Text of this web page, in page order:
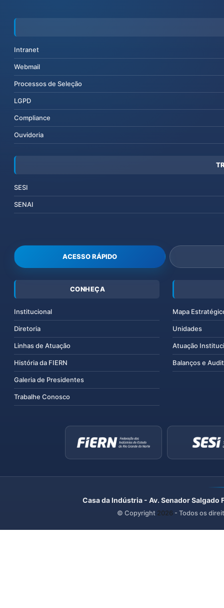
Intranet
Webmail
Processos de Seleção
LGPD
Compliance
Ouvidoria
SESI
SENAI
ACESSO RÁPIDO
CONHEÇA
Institucional
Diretoria
Linhas de Atuação
História da FIERN
Galeria de Presidentes
Trabalhe Conosco
Mapa
Unidades
Atuação
Balanços e
Casa da Indústria - Av. Senador
© Copyright 2026 - Todos os